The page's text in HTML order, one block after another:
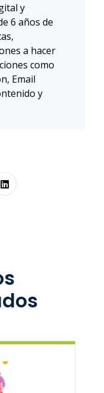
y
6 años de
a hacer
como
Email
y